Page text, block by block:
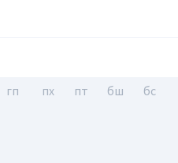
гп пх пт бш бc